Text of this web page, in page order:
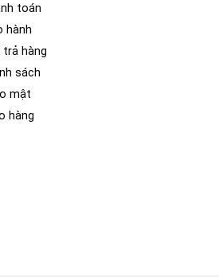
toán
hành
trả hàng
sách
mật
hàng